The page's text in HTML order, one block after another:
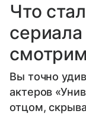
Что
Вы точно
актеров
отцом,